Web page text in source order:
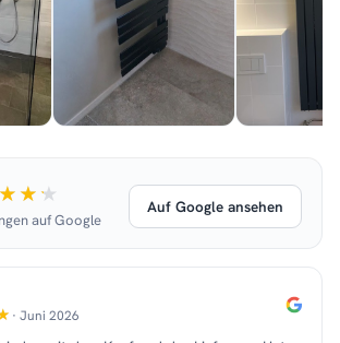
auf Google
Auf Google ansehen
· Juni 2026